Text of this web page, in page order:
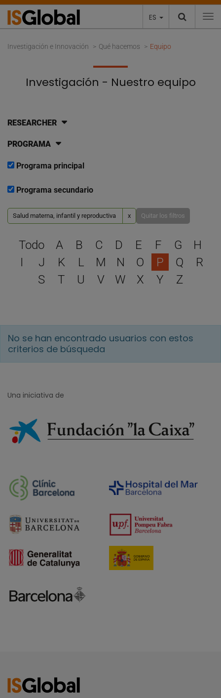
ES
Investigación e Innovación Qué hacemos Equipo
Investigación - Nuestro equipo
RESEARCHER
PROGRAMA
Programa principal
Programa secundario
Salud materna, infantil y reproductiva x Quitar los filtros
Selecciona una letra
Todo A B C D E F G
H
I
J K L M N O P Q
R
S
T U V W X Y Z
No se han encontrado usuarios con estos
criterios de búsqueda
Una iniciativa de